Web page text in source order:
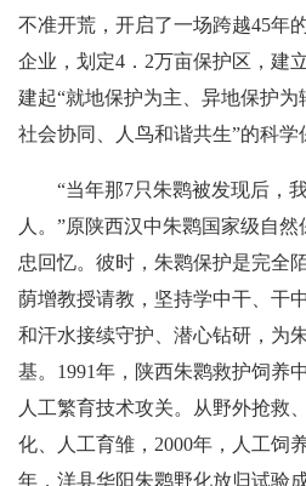
不准开荒，开启了一场跨越45年
企业，划定4．2万亩保护区，建
建起“就地保护为主、异地保护
社会协同、人鸟和谐共生”的科学
“当年那7只朱鹮被发现后，
人。”原陕西汉中朱鹮国家级自
忠回忆。彼时，朱鹮保护是完全
荫增教授请教，坚持学中干、干
和汗水接续守护、潜心钻研，为
基。1991年，陕西朱鹮救护饲养
人工繁育技术攻关。从野外抢救
化、人工育雏，2000年，人工饲
年，洋县华阳朱鹮野化放归试验